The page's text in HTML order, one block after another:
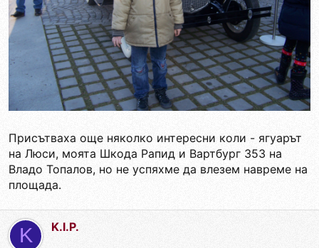
Присътваха още няколко интересни коли - ягуарът
на Люси, моята Шкода Рапид и Вартбург 353 на
Владо Топалов, но не успяхме да влезем навреме на
площада.
K K.I.P.